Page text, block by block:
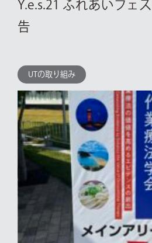
Y.e.s.21 ふれあいフェ
告
UTの取り組み